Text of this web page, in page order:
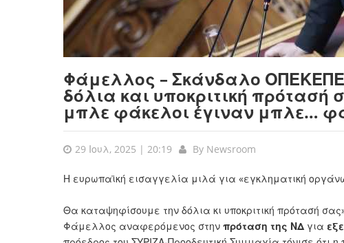
Φάμελλος – Σκάνδαλο
δόλια και υποκριτική πρότασή
μπλε φάκελοι έγιναν μπλε…
29 Ιουλ, 2025 | 20:19 By Newsroom
Η ευρωπαϊκή εισαγγελία μιλά για «εγκληματική
Θα καταψηφίσουμε την δόλια κι υποκριτική πρότασή
Φάμελλος αναφερόμενος στην πρόταση της ΝΔ για